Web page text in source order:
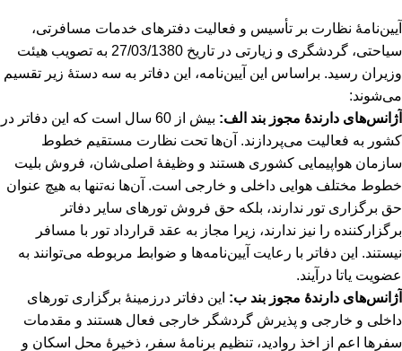
آیین‌نامۀ نظارت بر تأسیس و فعالیت دفترهای خدمات مسافرتی،
سیاحتی، گردشگری و زیارتی در تاریخ 27/03/1380 به تصویب هیئت
وزیران رسید. براساس این آیین‌نامه، این دفاتر به سه دستۀ زیر تقسیم
می‌شوند:
آژانس‌های دارندۀ مجوز بند الف:
بیش از 60 سال است که این دفاتر در
کشور به فعالیت می‌پردازند. آن‌ها تحت نظارت مستقیم خطوط
سازمان هواپیمایی کشوری هستند و وظیفۀ اصلی‌شان، فروش بلیت
خطوط مختلف هوایی داخلی و خارجی است. آن‌ها نه‌تنها به هیچ عنوان
حق برگزاری تور ندارند، بلکه حق فروش تورهای سایر دفاتر
برگزارکننده را نیز ندارند، زیرا مجاز به عقد قرارداد تور با مسافر
نیستند. این دفاتر با رعایت آیین‌نامه‌ها و ضوابط مربوطه می‌توانند به
عضویت یاتا درآیند.
آژانس‌های دارندۀ مجوز بند ب: این دفاتر درزمینۀ برگزاری تورهای
داخلی و خارجی و پذیرش گردشگر خارجی فعال هستند و مقدمات
سفرها اعم از اخذ روادید، تنظیم برنامۀ سفر، ذخیرۀ محل اسکان و